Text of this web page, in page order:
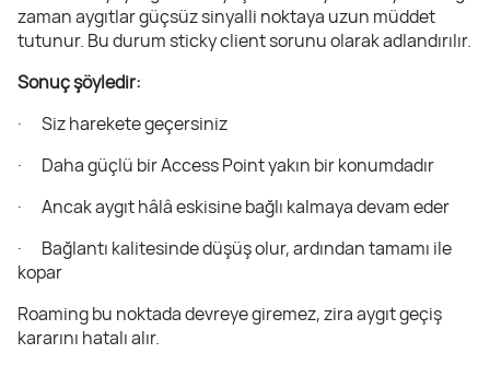
zaman aygıtlar güçsüz sinyalli noktaya uzun müddet
tutunur. Bu durum sticky client sorunu olarak adlandırılır.
Sonuç şöyledir:
· Siz harekete geçersiniz
· Daha güçlü bir Access Point yakın bir konumdadır
· Ancak aygıt hâlâ eskisine bağlı kalmaya devam eder
· Bağlantı kalitesinde düşüş olur, ardından tamamı ile
kopar
Roaming bu noktada devreye giremez, zira aygıt geçiş
kararını hatalı alır.